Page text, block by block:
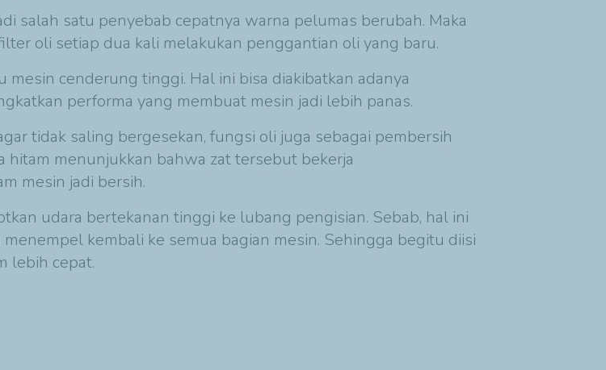
salah satu penyebab cepatnya warna pelumas berubah. Maka
oli setiap dua kali melakukan penggantian oli yang baru.
cenderung tinggi. Hal ini bisa diakibatkan adanya
performa yang membuat mesin jadi lebih panas.
tidak saling bergesekan, fungsi oli juga sebagai pembersih
hitam menunjukkan bahwa zat tersebut bekerja
mesin jadi bersih.
udara bertekanan tinggi ke lubang pengisian. Sebab, hal ini
kembali ke semua bagian mesin. Sehingga begitu diisi
lebih cepat.